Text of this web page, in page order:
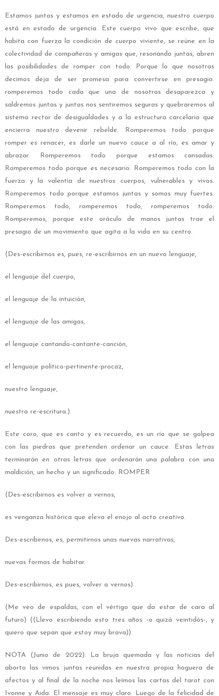
Estamos juntas y estamos en estado de urgencia, nuestro cuerpo
está en estado de urgencia. Este cuerpo vivo que escribe, que
habita con fuerza la condición de cuerpo viviente, se reúne en la
colectividad de compañeras y amigas que, resonando juntas, abren
las posibilidades de romper con todo. Porque lo que nosotras
decimos deja de ser promesa para convertirse en presagio:
romperemos todo cada que una de nosotras desaparezca y
saldremos juntas y juntas nos sentiremos seguras y quebraremos al
sistema rector de desigualdades y a la estructura carcelaria que
encierra nuestro devenir rebelde. Romperemos todo porque
romper es renacer, es darle un nuevo cauce a al río, es amar y
abrazar. Romperemos todo porque estamos cansadas.
Romperemos todo porque es necesario. Romperemos todo con la
fuerza y la valentía de nuestros cuerpos, vulnerables y vivos.
Romperemos todo porque estamos juntas y somos muy fuertes.
Romperemos todo, romperemos todo, romperemos todo.
Romperemos, porque este oráculo de manos juntas trae el
presagio de un movimiento que agita a la vida en su centro.
(Des-escribirnos es, pues, re-escribirnos en un nuevo lenguaje,
el lenguaje del cuerpo,
el lenguaje de la intuición,
el lenguaje de las amigas,
el lenguaje cantando-cantante-canción,
el lenguaje político-pertinente-procaz,
nuestro lenguaje,
nuestra re-escritura.)
Este coro, que es canto y es recuerdo, es un río que se golpea
con las piedras que pretenden ordenar un cauce. Estas letras
terminarán en otras letras que ordenarán una palabra con una
maldición, un hecho y un significado: ROMPER
(Des-escribirnos es volver a vernos,
es venganza histórica que eleva el enojo al acto creativo.
Des-escribirnos, es, permitirnos unas nuevas narrativas,
nuevas formas de habitar.
Des-escribirnos, es pues, volver a vernos)
(Me veo de espaldas, con el vértigo que da estar de cara al
futuro) ((Llevo escribiendo esto tres años -o quizá veintidós-, y
quiero que sepan que estoy muy brava)).
NOTA (Junio de 2022): La bruja quemada y las noticias del
aborto las vimos juntas reunidas en nuestra propia hoguera de
afectos y al final de la noche nos leímos las cartas del tarot con
Ivonne y Aida. El mensaje es muy claro. Luego de la felicidad de